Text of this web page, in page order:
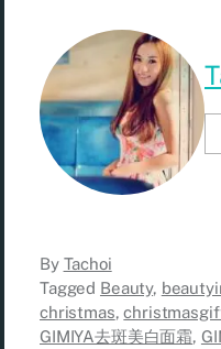
By Tachoi
Tagged Beauty,
christmas,
GIMIYA去斑美白面霜,